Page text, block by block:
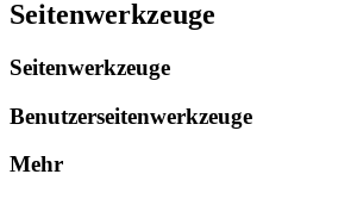
Seitenwerkzeuge
Seitenwerkzeuge
Benutzerseitenwerkzeuge
Mehr